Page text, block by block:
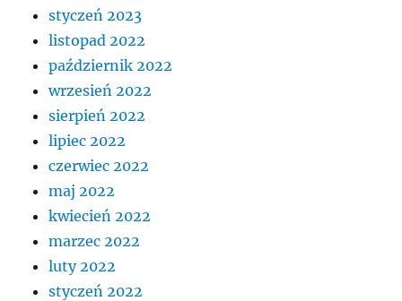
styczeń 2023
listopad 2022
październik 2022
wrzesień 2022
sierpień 2022
lipiec 2022
czerwiec 2022
maj 2022
kwiecień 2022
marzec 2022
luty 2022
styczeń 2022